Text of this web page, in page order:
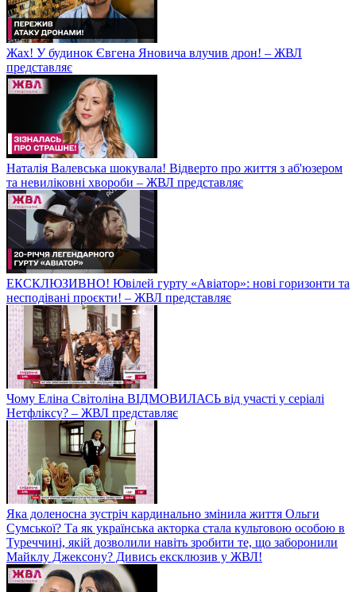
Жах! У будинок Євгена Яновича влучив дрон! – ЖВЛ
представляє
Наталія Валевська шокувала! Відверто про життя з аб'юзером
та невиліковні хвороби – ЖВЛ представляє
ЕКСКЛЮЗИВНО! Ювілей гурту «Авіатор»: нові горизонти та
несподівані проєкти! – ЖВЛ представляє
Чому Еліна Світоліна ВІДМОВИЛАСЬ від участі у серіалі
Нетфліксу? – ЖВЛ представляє
Яка доленосна зустріч кардинально змінила життя Ольги
Сумської? Та як українська акторка стала культовою особою в
Туреччині, якій дозволили навіть зробити те, що заборонили
Майклу Джексону? Дивись ексклюзив у ЖВЛ!